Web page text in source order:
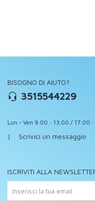
BISOGNO DI AIUTO?
3515544229
Lun - Ven 9.00 : 13.00 / 17.00
| Scrivici un messaggio
ISCRIVITI ALLA